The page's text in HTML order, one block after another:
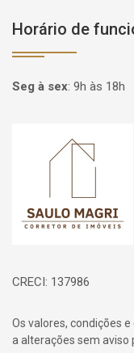
Horário de
Seg à sex: 9h às 18h
Página inicial
CRECI: 137986
Os valores, condições
a alterações sem aviso